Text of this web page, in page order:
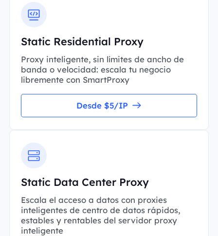
Static Residential Proxy
Proxy inteligente, sin límites de ancho de
banda o velocidad: escala tu negocio
libremente con SmartProxy
Desde $5/IP
Static Data Center Proxy
Escala el acceso a datos con proxies
inteligentes de centro de datos rápidos,
estables y rentables del servidor proxy
inteligente